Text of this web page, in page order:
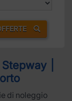
|
di noleggio